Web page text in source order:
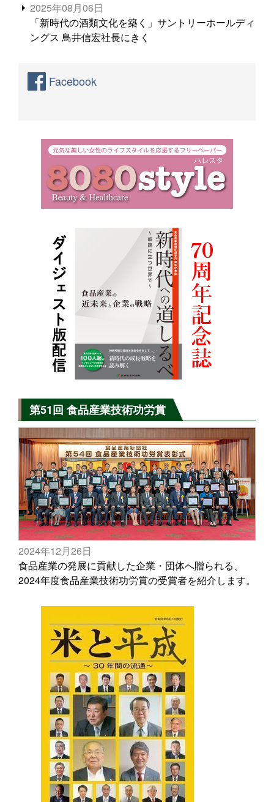
2025年08月06日
「新時代の酒類文化を築く」サントリーホールディ
ングス 鳥井信宏社長にきく
Facebook
第51回 食品産業技術功労賞
2024年12月26日
食品産業の発展に貢献した企業・団体へ贈られる、
2024年度食品産業技術功労賞の受賞者を紹介します。